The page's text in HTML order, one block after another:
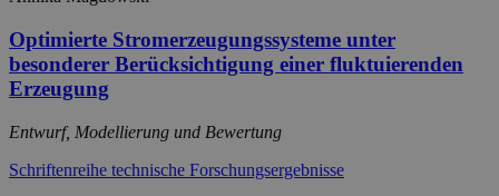
Optimierte Stromerzeugungssysteme unter
besonderer Berücksichtigung einer fluktuierenden
Erzeugung
Entwurf, Modellierung und Bewertung
Schriftenreihe technische Forschungsergebnisse